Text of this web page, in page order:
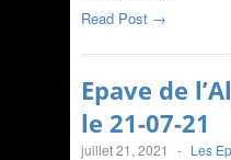
Read Post →
Epave de
le 21-07-21
juillet 21, 2021 - Les